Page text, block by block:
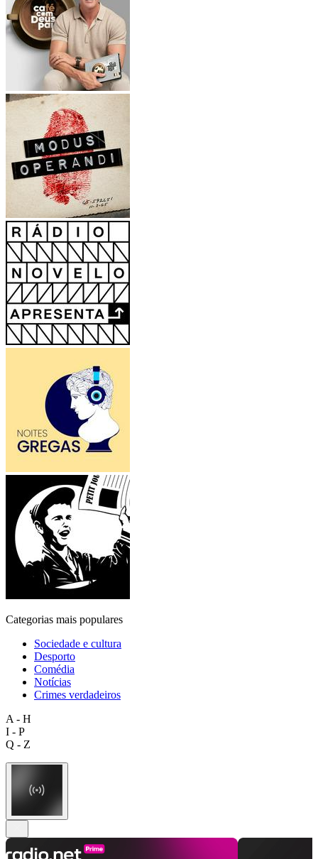
Categorias mais populares
Sociedade e cultura
Desporto
Comédia
Notícias
Crimes verdadeiros
A - H
I - P
Q - Z